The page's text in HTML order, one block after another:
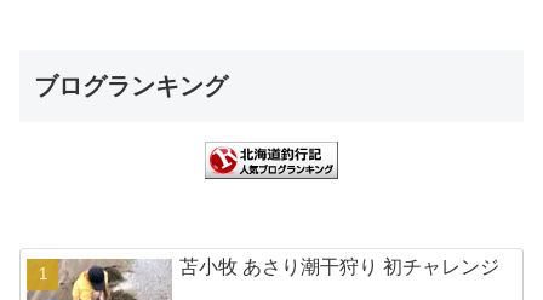
ブログランキング
苫小牧 あさり潮干狩り 初チャレンジ